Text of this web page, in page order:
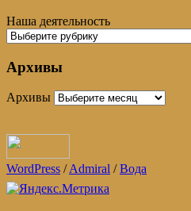
Наша деятельность
Архивы
Архивы
WordPress /Admiral /Вода